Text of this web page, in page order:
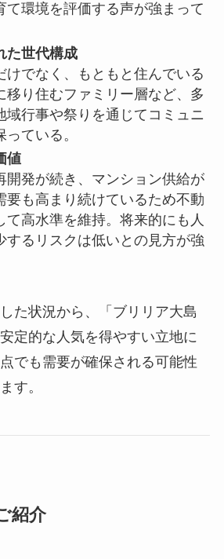
て環境を評価する声が強まって
た世代構成
けでなく、もともと住んでいる
移り住むファミリー層など、多
域行事や祭りを通じてコミュニ
ている。
値
開発が続き、マンション供給が
要も高まり続けているため不動
て高水準を維持。将来的にも人
するリスクは低いとの見方が強
た状況から、「ブリリア大島
定的な人気を得やすい立地に
でも需要が確保される可能性
す。
紹介